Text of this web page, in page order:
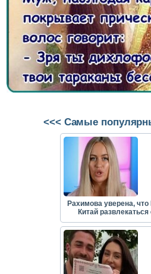
<<< Самые
Рахимова уверена,
Китай